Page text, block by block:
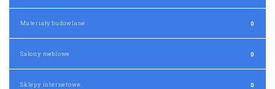
Materiały budowlane 0
Salony meblowe 0
Sklepy internetowe 0